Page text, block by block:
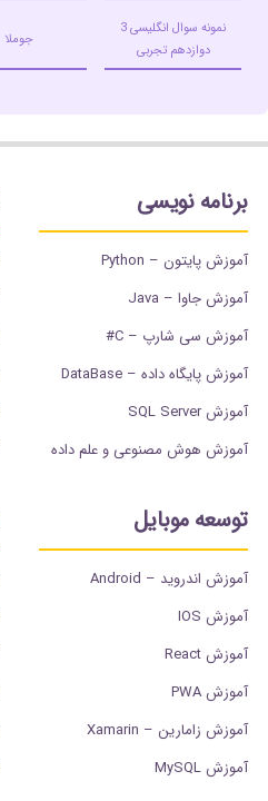
نمونه سوال انگلیسی 3
دوازدهم تجربی
جوملا
برنامه نویسی
آموزش پایتون – Python
آموزش جاوا – Java
آموزش سی شارپ – C#
آموزش پایگاه داده – DataBase
آموزش SQL Server
آموزش هوش مصنوعی و علم داده
توسعه موبایل
آموزش اندروید – Android
آموزش IOS
آموزش React
آموزش PWA
آموزش زامارین – Xamarin
آموزش MySQL